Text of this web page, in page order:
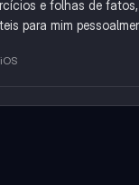
e folhas de
para mim